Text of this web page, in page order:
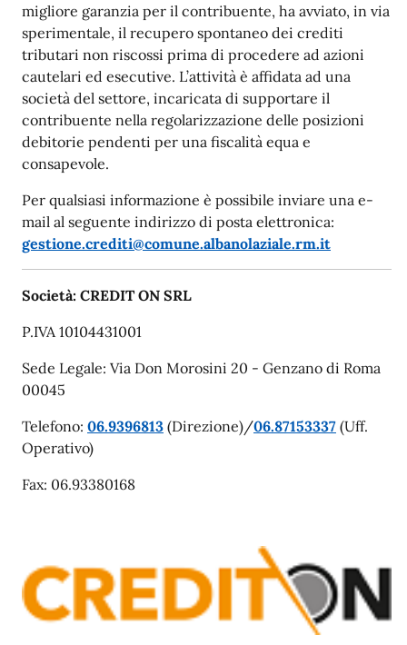
migliore garanzia per il contribuente, ha avviato, in via
sperimentale, il recupero spontaneo dei crediti
tributari non riscossi prima di procedere ad azioni
cautelari ed esecutive. L’attività è affidata ad una
società del settore, incaricata di supportare il
contribuente nella regolarizzazione delle posizioni
debitorie pendenti per una fiscalità equa e
consapevole.
Per qualsiasi informazione è possibile inviare una e-
mail al seguente indirizzo di posta elettronica:
gestione.crediti@comune.albanolaziale.rm.it
Società: CREDIT ON SRL
P.IVA 10104431001
Sede Legale: Via Don Morosini 20 - Genzano di Roma
00045
Telefono: 06.9396813 (Direzione)/06.87153337 (Uff.
Operativo)
Fax: 06.93380168